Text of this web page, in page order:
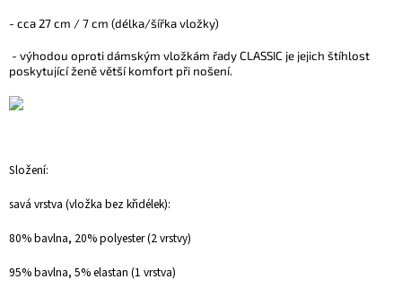
- cca 27 cm / 7 cm (délka/šířka vložky)
- výhodou oproti dámským vložkám řady CLASSIC je jejich štíhlost
poskytující ženě větší komfort při nošení.
Složení:
savá vrstva (vložka bez křidélek):
80% bavlna, 20% polyester (2 vrstvy)
95% bavlna, 5% elastan (1 vrstva)